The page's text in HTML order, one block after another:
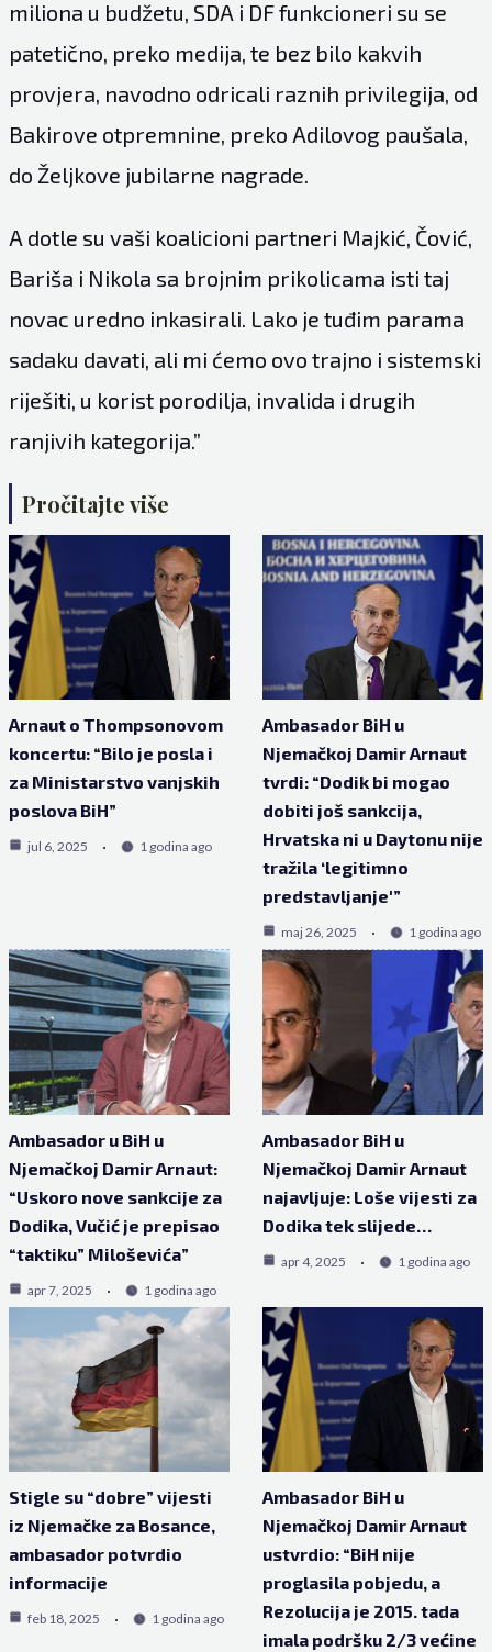
miliona u budžetu, SDA i DF funkcioneri su se
patetično, preko medija, te bez bilo kakvih
provjera, navodno odricali raznih privilegija, od
Bakirove otpremnine, preko Adilovog paušala,
do Željkove jubilarne nagrade.
A dotle su vaši koalicioni partneri Majkić, Čović,
Bariša i Nikola sa brojnim prikolicama isti taj
novac uredno inkasirali. Lako je tuđim parama
sadaku davati, ali mi ćemo ovo trajno i sistemski
riješiti, u korist porodilja, invalida i drugih
ranjivih kategorija.”
Pročitajte više
Arnaut o Thompsonovom
koncertu: “Bilo je posla i
za Ministarstvo vanjskih
poslova BiH”
jul 6, 2025 1 godina ago
Ambasador BiH u
Njemačkoj Damir Arnaut
tvrdi: “Dodik bi mogao
dobiti još sankcija,
Hrvatska ni u Daytonu nije
tražila ‘legitimno
predstavljanje'”
maj 26, 2025 1 godina ago
Ambasador u BiH u
Njemačkoj Damir Arnaut:
“Uskoro nove sankcije za
Dodika, Vučić je prepisao
“taktiku” Miloševića”
apr 7, 2025 1 godina ago
Ambasador BiH u
Njemačkoj Damir Arnaut
najavljuje: Loše vijesti za
Dodika tek slijede…
apr 4, 2025 1 godina ago
Stigle su “dobre” vijesti
iz Njemačke za Bosance,
ambasador potvrdio
informacije
feb 18, 2025 1 godina ago
Ambasador BiH u
Njemačkoj Damir Arnaut
ustvrdio: “BiH nije
proglasila pobjedu, a
Rezolucija je 2015. tada
imala podršku 2/3 većine